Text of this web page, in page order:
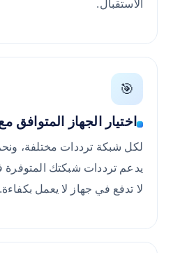
الاستقبال.
🎯
اختيار الجهاز المتوافق
لكل شبكة ترددات مختلفة،
يدعم ترددات شبكتك
لا تدفع في جهاز لا يعمل بكفاءة.